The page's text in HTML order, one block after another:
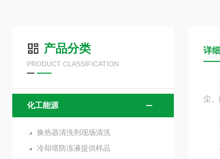
产品分类
PRODUCT CLASSIFICATION
化工能源
换热器清洗剂现场清洗
冷却塔防冻液提供样品
详
抑
尘
1
小